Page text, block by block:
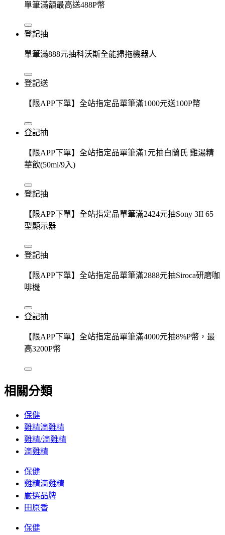
單筆滿額最高送488P幣
登記抽
單筆滿888元抽科沃斯全能掃拖機器人
登記送
【限APP下單】全站指定品單筆滿1000元送100P幣
登記抽
【限APP下單】全站指定品單筆滿1元抽白蘭氏 雞湯精
華飲(50ml/9入)
登記抽
【限APP下單】全站指定品單筆滿2424元抽Sony 3II 65
型顯示器
登記抽
【限APP下單】全站指定品單筆滿2888元抽Siroca研磨咖
啡機
登記抽
【限APP下單】全站指定品單筆滿4000元抽8%P幣，最
高3200P幣
相關分類
保健
雞精滴雞精
雞精/滴雞精
滴雞精
保健
雞精滴雞精
嚴選品牌
田原香
保健